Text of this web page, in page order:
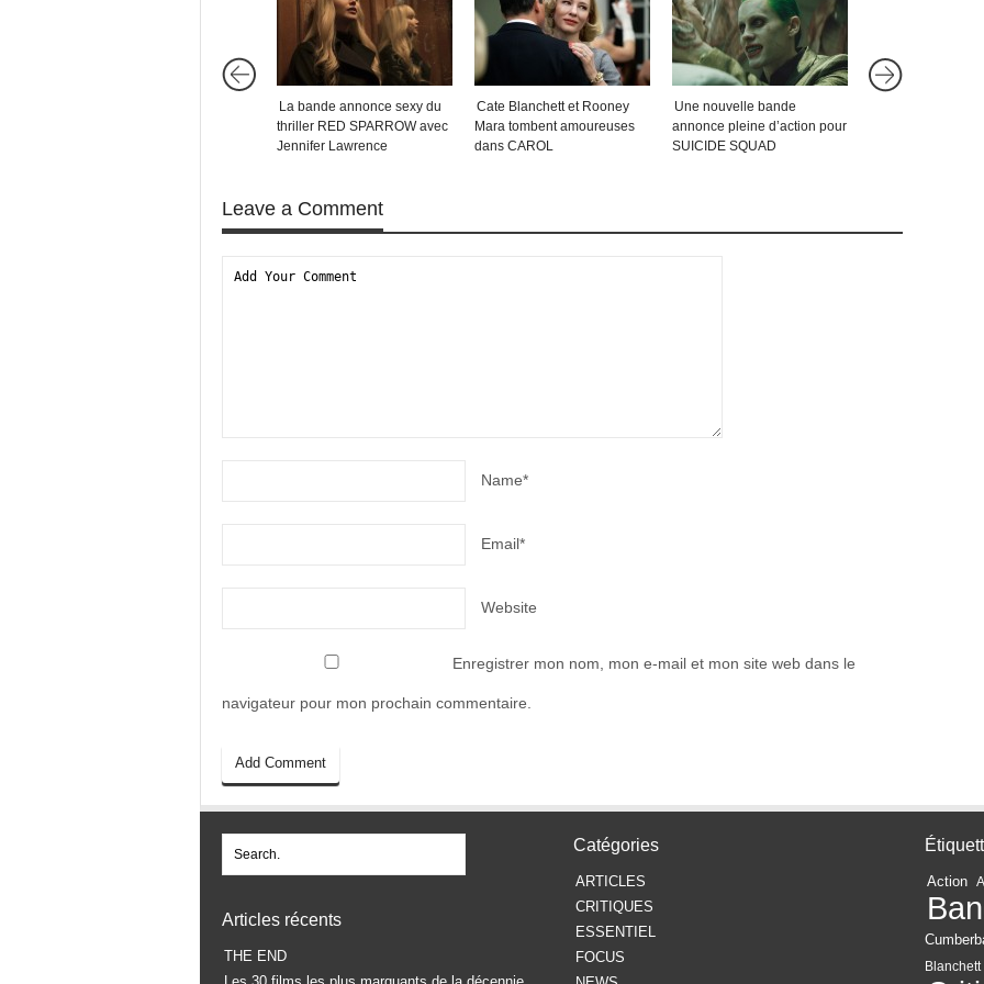
La bande annonce sexy du
thriller RED SPARROW avec
Jennifer Lawrence
Cate Blanchett et Rooney
Mara tombent amoureuses
dans CAROL
Une nouvelle bande
annonce pleine d’action pour
SUICIDE SQUAD
Leave a Comment
Name*
Email*
Website
Enregistrer mon nom, mon e-mail et mon site web dans le
navigateur pour mon prochain commentaire.
Articles récents
THE END
Catégories
ARTICLES
CRITIQUES
ESSENTIEL
FOCUS
Action
Blanchett